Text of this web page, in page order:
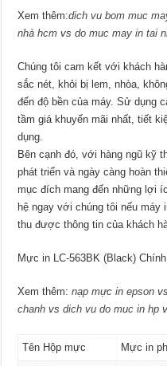
Xem thêm:dich vu bom muc
nhà hcm vsdo muc may in tai
Chúng tôi cam kết với khách
sắc nét, khỏi bị lem, nhòa,
đến độ bền của máy. Sử dụng
tầm giá khuyến mãi nhất, tiết
dụng.
Bên cạnh đó, với hàng ngũ kỹ
phát triển và ngày càng hoàn
mục đích mang đến những lợi
hệ ngay với chúng tôi nếu máy
thu được thông tin của khách
Mực in LC-563BK (Black)
Xem thêm:nạp mực in epson
chanh vsdich vu do muc in hp
Tên Hộp mực Mực in